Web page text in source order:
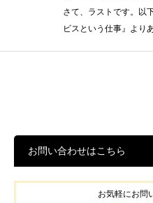
さて、ラストです。以
ビスという仕事』より
お問い合わせは
お気軽にお問